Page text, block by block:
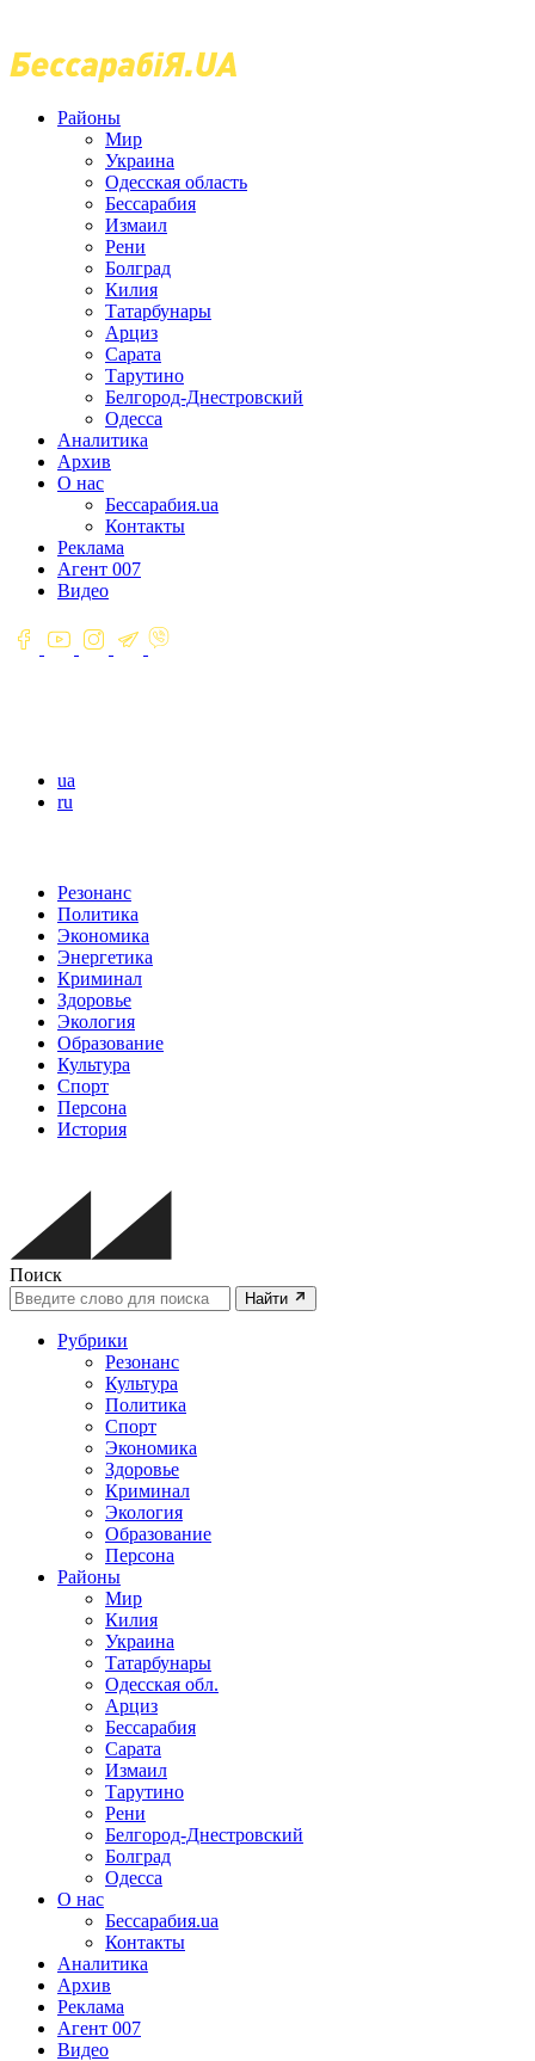
Районы
Мир
Украина
Одесская область
Бессарабия
Измаил
Рени
Болград
Килия
Татарбунары
Арциз
Сарата
Тарутино
Белгород-Днестровский
Одесса
Аналитика
Архив
О нас
Бессарабия.ua
Контакты
Реклама
Агент 007
Видео
ua
ru
Резонанс
Политика
Экономика
Энергетика
Криминал
Здоровье
Экология
Образование
Культура
Спорт
Персона
История
Поиск
Найти
Рубрики
Резонанс
Культура
Политика
Спорт
Экономика
Здоровье
Криминал
Экология
Образование
Персона
Районы
Мир
Килия
Украина
Татарбунары
Одесская обл.
Арциз
Бессарабия
Сарата
Измаил
Тарутино
Рени
Белгород-Днестровский
Болград
Одесса
О нас
Бессарабия.ua
Контакты
Аналитика
Архив
Реклама
Агент 007
Видео